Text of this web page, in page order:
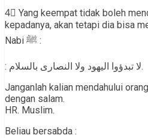
4⃣ Yang keempat tidak boleh
kepadanya, akan tetapi dia bisa
Nabi ﷺ :
: لا تبدؤوا اليهود ولا النصارى بالسلام.
Janganlah kalian mendahului
dengan salam.
HR. Muslim.
Beliau bersabda :